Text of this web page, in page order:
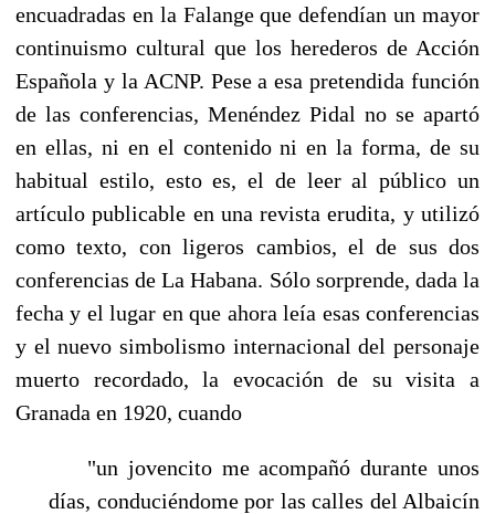
encuadradas en la Falange que defendían un mayor
continuismo cultural que los herederos de Acción
Española y la ACNP. Pese a esa pretendida función
de las conferencias, Menéndez Pi­dal no se apartó
en ellas, ni en el contenido ni en la forma, de su
habitual estilo, esto es, el de leer al público un
artículo publicable en una revista erudita, y utilizó
como texto, con ligeros cambios, el de sus dos
conferencias de La Habana. Sólo sorprende, dada la
fecha y el lugar en que ahora leía esas conferencias
y el nuevo simbolismo internacional del personaje
muerto re­cordado, la evocación de su visita a
Granada en 1920, cuando
"un jovencito me acompañó durante unos
días, conduciéndome por las calles del Albaicín